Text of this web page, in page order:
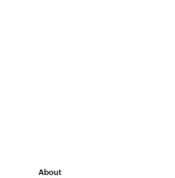
About